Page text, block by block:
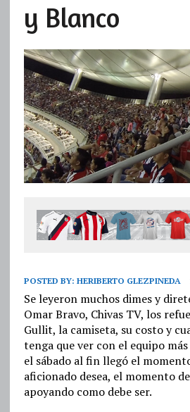
y Blanco
POSTED BY: HERIBERTO GLEZPINEDA
Se leyeron muchos dimes y
Omar Bravo, Chivas TV, los
Gullit, la camiseta, su costo y
tenga que ver con el equipo
el sábado al fin llegó el
aficionado desea, el momento
apoyando como debe ser.